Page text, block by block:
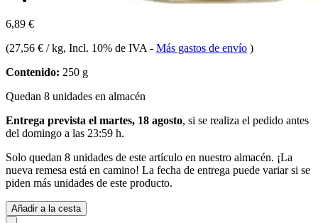
6,89 €
(27,56 € / kg, Incl. 10% de IVA - Más gastos de envío )
Contenido: 250 g
Quedan 8 unidades en almacén
Entrega prevista el martes, 18 agosto, si se realiza el pedido antes
del domingo a las 23:59 h.
Solo quedan 8 unidades de este artículo en nuestro almacén. ¡La
nueva remesa está en camino! La fecha de entrega puede variar si se
piden más unidades de este producto.
Añadir a la cesta